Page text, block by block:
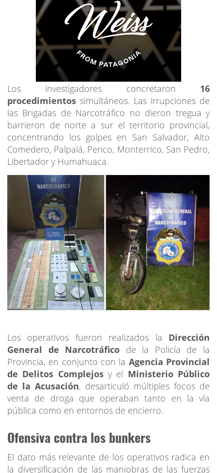
Los investigadores concretaron 16
procedimientos simultáneos. Las irrupciones de
las Brigadas de Narcotráfico no dieron tregua y
barrieron de norte a sur el territorio provincial,
concentrando los golpes en San Salvador, Alto
Comedero, Palpalá, Perico, Monterrico, San Pedro,
Libertador y Humahuaca.
Los operativos fueron realizados la Dirección
General de Narcotráfico de la Policía de la
Provincia, en conjunto con la Agencia Provincial
de Delitos Complejosy el Ministerio Público
de la Acusación, desarticuló múltiples focos de
venta de droga que operaban tanto en la vía
pública como en entornos de encierro.
Ofensiva contra los bunkers
El dato más relevante de los operativos radica en
la diversificación de las maniobras de las fuerzas